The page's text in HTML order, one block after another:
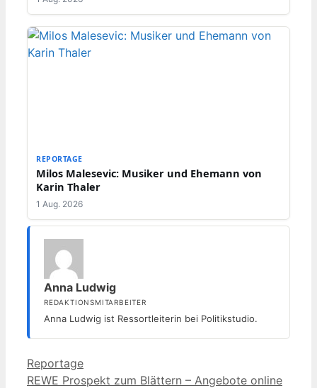
REPORTAGE
Milos Malesevic: Musiker und Ehemann von
Karin Thaler
1 Aug. 2026
Anna Ludwig
REDAKTIONSMITARBEITER
Anna Ludwig ist Ressortleiterin bei Politikstudio.
Kategorien
Reportage
REWE Prospekt zum Blättern – Angebote online